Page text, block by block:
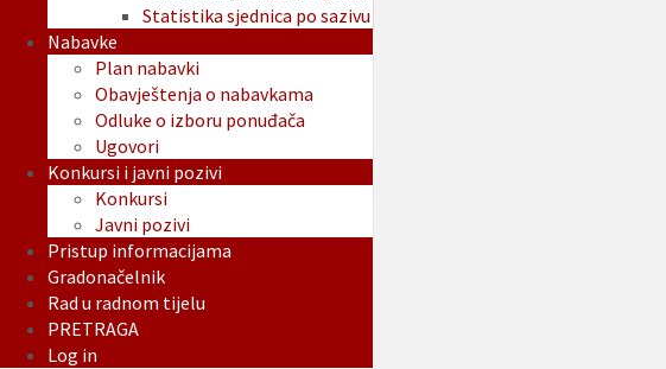
Statistika sjednica po sazivu
Nabavke
Plan nabavki
Obavještenja o nabavkama
Odluke o izboru ponuđača
Ugovori
Konkursi i javni pozivi
Konkursi
Javni pozivi
Pristup informacijama
Gradonačelnik
Rad u radnom tijelu
PRETRAGA
Log in